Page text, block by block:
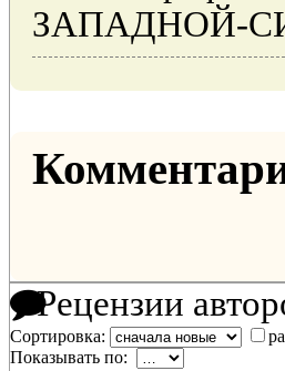
ЗАПАДНОЙ-
Рецензии
Сортировка:
Показывать по: